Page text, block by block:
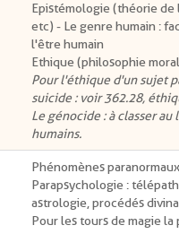
Epistémologie (théorie de
etc) - Le genre humain :
l'être humain
Ethique (philosophie
Pour l'éthique d'un sujet
suicide : voir 362.28,
Le génocide : à classer
humains.
Phénomènes
Parapsychologie :
astrologie, procédés
Pour les tours de magie